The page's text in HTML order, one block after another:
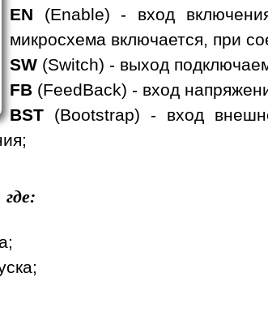
EN (Enable) - вход
микросхема включается, при
SW (Switch) - выход
FB (FeedBack) - вход
BST (Bootstrap) - вход
где: